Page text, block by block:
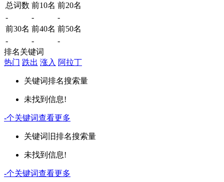
总词数 前10名 前20名
-
-
-
前30名 前40名 前50名
-
-
-
排名关键词
热门 跌出 涨入 阿拉丁
关键词排名搜索量
未找到信息!
-个关键词查看更多
关键词 旧排名搜索量
未找到信息!
-个关键词查看更多